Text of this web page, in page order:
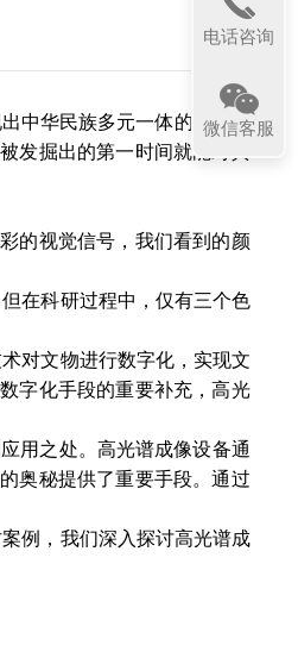
中华民族多元一体的成长演
发掘出的第一时间就能对其
的视觉信号，我们看到的颜
在科研过程中，仅有三个色
对文物进行数字化，实现文
字化手段的重要补充，高光
用之处。高光谱成像设备通
奥秘提供了重要手段。通过
例，我们深入探讨高光谱成
电话咨询
微信客服